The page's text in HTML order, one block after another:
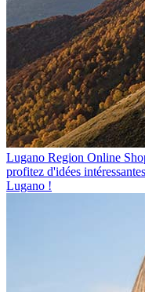
Lugano Region Online
profitez d'idées
Lugano !